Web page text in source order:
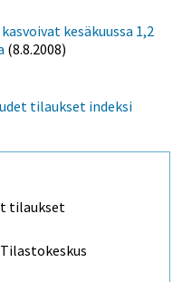
kesäkuussa 1,2
(8.8.2008)
tilaukset indeksi
tilaukset